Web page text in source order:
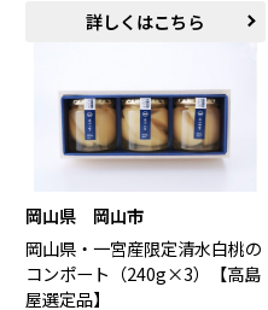
詳しくはこちら
岡山県 岡山市
岡山県・一宮産限定清水白桃の
コンポート（240g×3）【高島
屋選定品】